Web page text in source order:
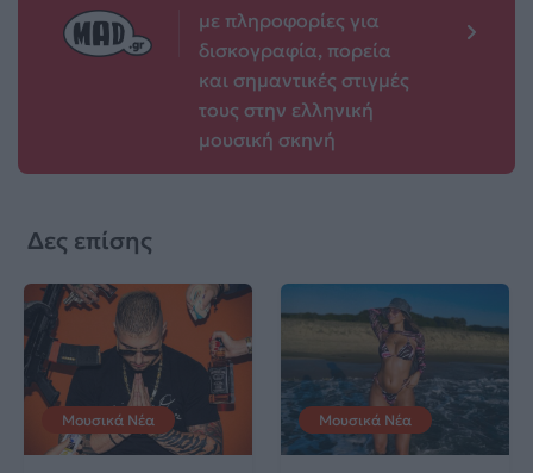
με πληροφορίες για
δισκογραφία, πορεία
και σημαντικές στιγμές
τους στην ελληνική
μουσική σκηνή
Δες επίσης
Μουσικά Νέα Μουσικά Νέα